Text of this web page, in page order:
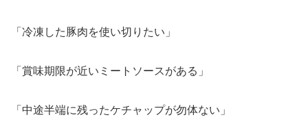
「冷凍した豚肉を使い切りたい」
「賞味期限が近いミートソースがある」
「中途半端に残ったケチャップが勿体ない」